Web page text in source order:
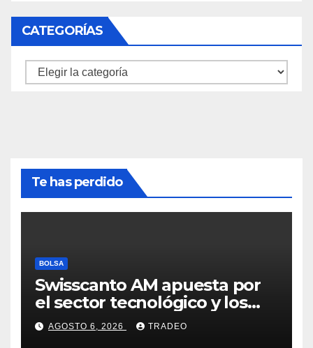
CATEGORÍAS
Categorías
Te has perdido
BOLSA
Swisscanto AM apuesta por
el sector tecnológico y los
valores cíclicos para ganar en
bolsa
AGOSTO 6, 2026 TRADEO